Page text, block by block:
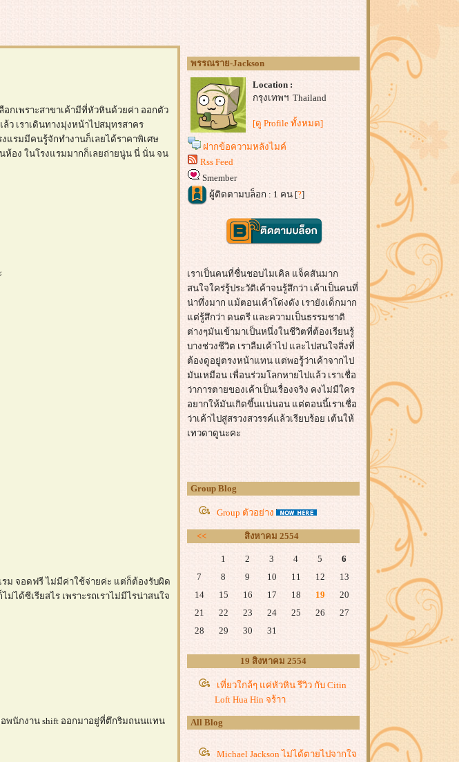
กเพราะสาขาเค้ามีที่หัวหินด้วยค่า ออกตัว
ว เราเดินทางมุ่งหน้าไปสมุทรสาคร
แรมมีคนรู้จักทำงานก็เลยได้ราคาพิเศษ
อง ในโรงแรมมากก็เลยถ่ายนู่น นี่ นั่น จน
รม จอดฟรี ไม่มีค่าใช้จ่ายค่ะ แต่ก็ต้องรับผิด
ม่ได้ซีเรียสไร เพราะรถเราไม่มีไรน่าสนใจ
อพนักงาน shift ออกมาอยู่ที่ตึกริมถนนแทน
พรรณราย-Jackson
Location :
กรุงเทพฯ Thailand
[ดู Profile ทั้งหมด]
ฝากข้อความหลังไมค์
Rss Feed
Smember
ผู้ติดตามบล็อก : 1 คน [?]
เราเป็นคนที่ชื่นชอบไมเคิล แจ็คสันมาก
สนใจใคร่รู้ประวัติเค้าจนรู้สึกว่า เค้าเป็นคนที่
น่าทึ่งมาก แม้ตอนเค้าโด่งดัง เรายังเด็กมาก
ต่รู้สึกว่า ดนตรี และความเป็นธรรมชาติ
ต่างๆมันเข้ามาเป็นหนึ่งในชีวิตที่ต้องเรียนรู้
บางช่วงชีวิต เราลืมเค้าไป และไปสนใจสิ่งที่
ต้องดูอยู่ตรงหน้าแทน แต่พอรู้ว่าเค้าจากไป
มันเหมือน เพื่อนร่วมโลกหายไปแล้ว เราเชื่อ
ว่าการตายของเค้าเป็นเรื่องจริง คงไม่มีใคร
อยากให้มันเกิดขึ้นแน่นอน แต่ตอนนี้เราเชื่อ
ว่าเค้าไปสู่สรวงสวรรค์แล้วเรียบร้อย เต้นให้
เทวดาดูนะคะ
Group Blog
Group ตัวอย่าง
<< สิงหาคม 2554
1 2 3 4 5
6
7
8 9 10 11 12
13
14
15 16 17 18 19
20
21
22 23 24 25 26
27
28
29 30 31
19 สิงหาคม 2554
เที่ยวใกล้ๆ แค่หัวหิน รีวิว กับ Citin
Loft Hua Hin จร้าา
All Blog
Michael Jackson ไม่ได้ตายไปจากใจ